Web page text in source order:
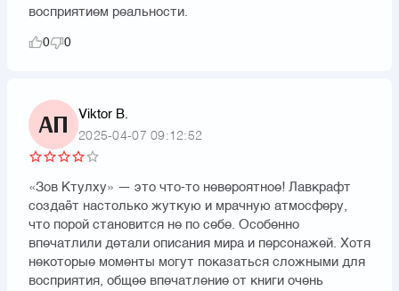
восприятием реальности.
0 0
АП Viktor B.
2025-04-07 09:12:52
«Зов Ктулху» — это что-то невероятное! Лавкрафт
создаёт настолько жуткую и мрачную атмосферу,
что порой становится не по себе. Особенно
впечатлили детали описания мира и персонажей. Хотя
некоторые моменты могут показаться сложными для
восприятия, общее впечатление от книги очень